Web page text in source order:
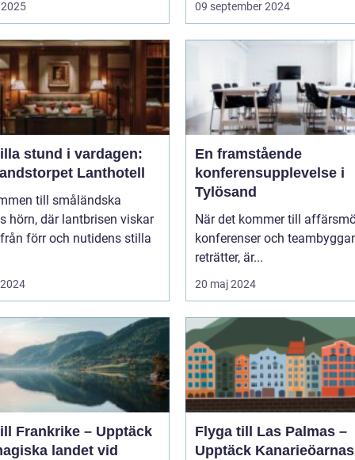
09 september 2024
stund i vardagen:
Lanthotell
till småländska
hörn, där lantbrisen viskar
förr och nutidens stilla
En framstående
konferensupplevelse i
Tylösand
När det kommer till
konferenser och
reträtter, är...
20 maj 2024
Frankrike – Upptäck
landet vid
Flyga till Las Palmas –
Upptäck Kanarieöarnas